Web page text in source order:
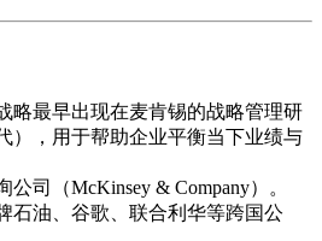
略最早出现在麦肯锡的战略管理研
），用于帮助企业平衡当下业绩与
公司（McKinsey & Company）。
石油、谷歌、联合利华等跨国公